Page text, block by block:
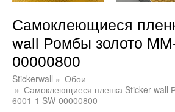
Самоклеющиеся
wall Ромбы золото
00000800
Stickerwall
Обои
Самоклеющиеся пленка Sticker wall
6001-1 SW-00000800